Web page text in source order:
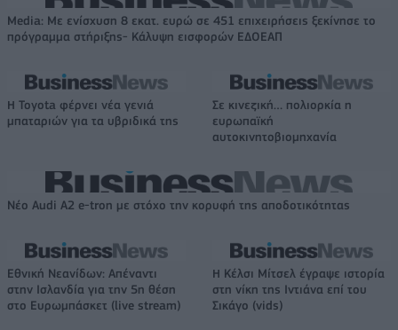
Media: Με ενίσχυση 8 εκατ. ευρώ σε 451 επιχειρήσεις ξεκίνησε το
πρόγραμμα στήριξης- Κάλυψη εισφορών ΕΔΟΕΑΠ
Η Toyota φέρνει νέα γενιά
μπαταριών για τα υβριδικά της
Σε κινεζική… πολιορκία η
ευρωπαϊκή
αυτοκινητοβιομηχανία
Νέο Audi A2 e-tron με στόχο την κορυφή της αποδοτικότητας
Εθνική Νεανίδων: Απέναντι
στην Ισλανδία για την 5η θέση
στο Ευρωμπάσκετ (live stream)
Η Κέλσι Μίτσελ έγραψε ιστορία
στη νίκη της Ιντιάνα επί του
Σικάγο (vids)